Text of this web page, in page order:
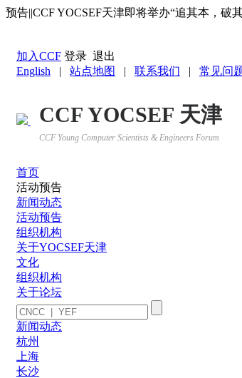
预告||CCF YOCSEF天津即将举办“追其本，
加入CCF 登录 退出
English | 站点地图 | 联系我们 | 常见问
CCF YOCSEF 天津
CCF Young Computer Scientists & Engineers Forum
首页
活动预告
新闻动态
活动预告
组织机构
关于YOCSEF天津
文化
组织机构
关于论坛
新闻动态
杭州
上海
长沙